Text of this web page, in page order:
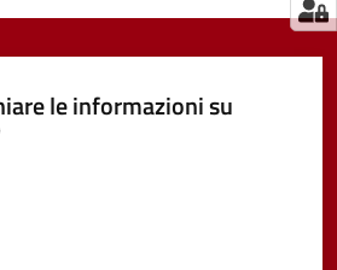
le informazioni su